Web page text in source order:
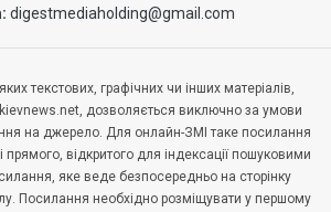
digestmediaholding@gmail.com
текстових, графічних чи інших матеріалів,
дозволяється виключно за умови
на джерело. Для онлайн-ЗМІ таке посилання
прямого, відкритого для індексації пошуковими
яке веде безпосередньо на сторінку
Посилання необхідно розміщувати у першому